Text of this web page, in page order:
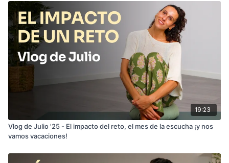
19:23
Vlog de Julio '25 - El impacto del reto, el mes de la escucha ¡y nos
vamos vacaciones!